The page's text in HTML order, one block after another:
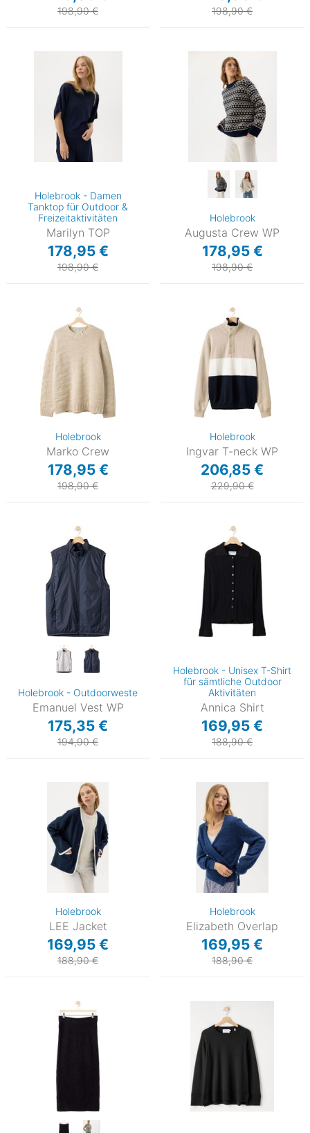
198,90 € 198,90 €
Holebrook - Damen
Tanktop für Outdoor &
Freizeitaktivitäten
Marilyn TOP
178,95 €
198,90 €
Holebrook
Augusta Crew WP
178,95 €
198,90 €
Holebrook
Marko Crew
178,95 €
198,90 €
Holebrook
Ingvar T-neck WP
206,85 €
229,90 €
Holebrook - Outdoorweste
Emanuel Vest WP
175,35 €
194,90 €
Holebrook - Unisex T-Shirt
für sämtliche Outdoor
Aktivitäten
Annica Shirt
169,95 €
188,90 €
Holebrook
LEE Jacket
169,95 €
188,90 €
Holebrook
Elizabeth Overlap
169,95 €
188,90 €